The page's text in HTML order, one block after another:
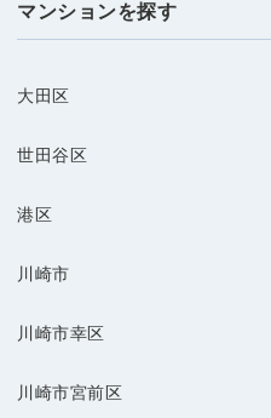
マンションを探す
大田区
世田谷区
港区
川崎市
川崎市幸区
川崎市宮前区